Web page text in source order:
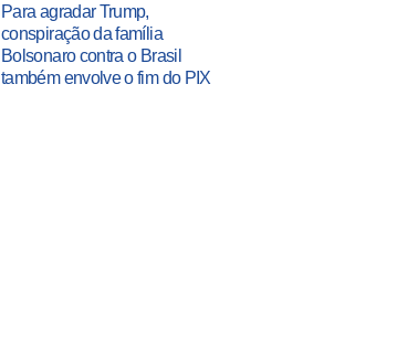
Para agradar Trump,
conspiração da família
Bolsonaro contra o Brasil
também envolve o fim do PIX